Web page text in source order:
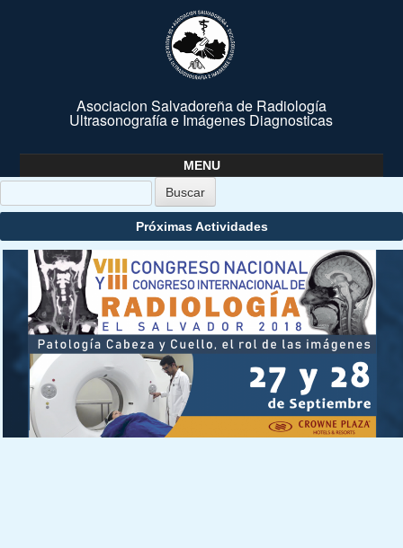
Asociacion Salvadoreña de Radiología
Ultrasonografía e Imágenes Diagnosticas
MENU
Skip to content
Próximas Actividades